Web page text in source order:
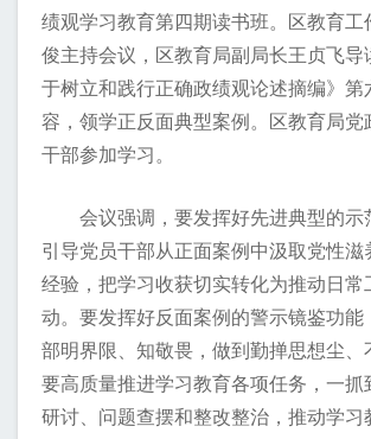
绩观学习教育第四期读书班。区教育工
俊主持会议，区教育局副局长王贞飞导
于树立和践行正确政绩观论述摘编》第
容，领学正反面典型案例。区教育局党
干部参加学习。
会议强调，要发挥好先进典型的示
引导党员干部从正面案例中汲取党性滋
经验，把学习收获切实转化为推动日常
动。要发挥好反面案例的警示镜鉴功能
部明界限、知敬畏，做到勤掸思想尘、
要高质量推进学习教育各项任务，一抓
研讨、问题查摆和整改整治，推动学习